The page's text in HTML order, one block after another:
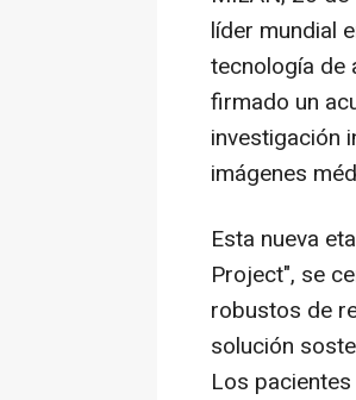
líder mundial
tecnología de
firmado un
investigación
imágenes
Esta nueva
Project", se
robustos de
solución
Los